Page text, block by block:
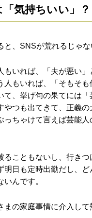
気持ちいい」？
、SNSが荒れるじゃな
もいれば、「夫が悪い
人もいれば、「そもそ
て、挙げ句の果てには
やつも出てきて、正義
っちゃけて言えば芸能
ることもないし、行き
明日も定時出勤だし、
んです。
まの家庭事情に介入して